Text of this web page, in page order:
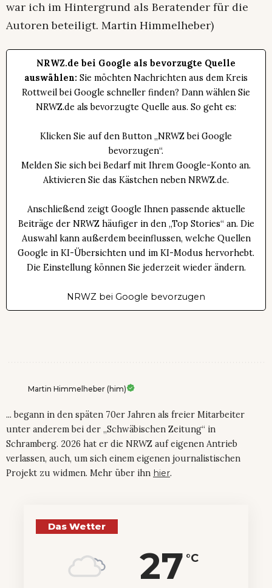
war ich im Hintergrund als Beratender für die
Autoren beteiligt. Martin Himmelheber)
NRWZ.de bei Google als bevorzugte Quelle
auswählen: Sie möchten Nachrichten aus dem Kreis
Rottweil bei Google schneller finden? Dann wählen Sie
NRWZ.de als bevorzugte Quelle aus. So geht es:
Klicken Sie auf den Button „NRWZ bei Google
bevorzugen“.
Melden Sie sich bei Bedarf mit Ihrem Google-Konto an.
Aktivieren Sie das Kästchen neben NRWZ.de.
Anschließend zeigt Google Ihnen passende aktuelle
Beiträge der NRWZ häufiger in den „Top Stories“ an. Die
Auswahl kann außerdem beeinflussen, welche Quellen
Google in KI-Übersichten und im KI-Modus hervorhebt.
Die Einstellung können Sie jederzeit wieder ändern.
NRWZ bei Google bevorzugen
Martin Himmelheber (him)
... begann in den späten 70er Jahren als freier Mitarbeiter
unter anderem bei der „Schwäbischen Zeitung“ in
Schramberg. 2026 hat er die NRWZ auf eigenen Antrieb
verlassen, auch, um sich einem eigenen journalistischen
Projekt zu widmen. Mehr über ihn hier.
Das Wetter
27 °C